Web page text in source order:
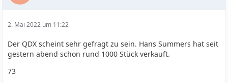
2. Mai 2022 um 11:22
Der QDX scheint sehr gefragt zu sein. Hans Summers hat seit
gestern abend schon rund 1000 Stück verkauft.
73